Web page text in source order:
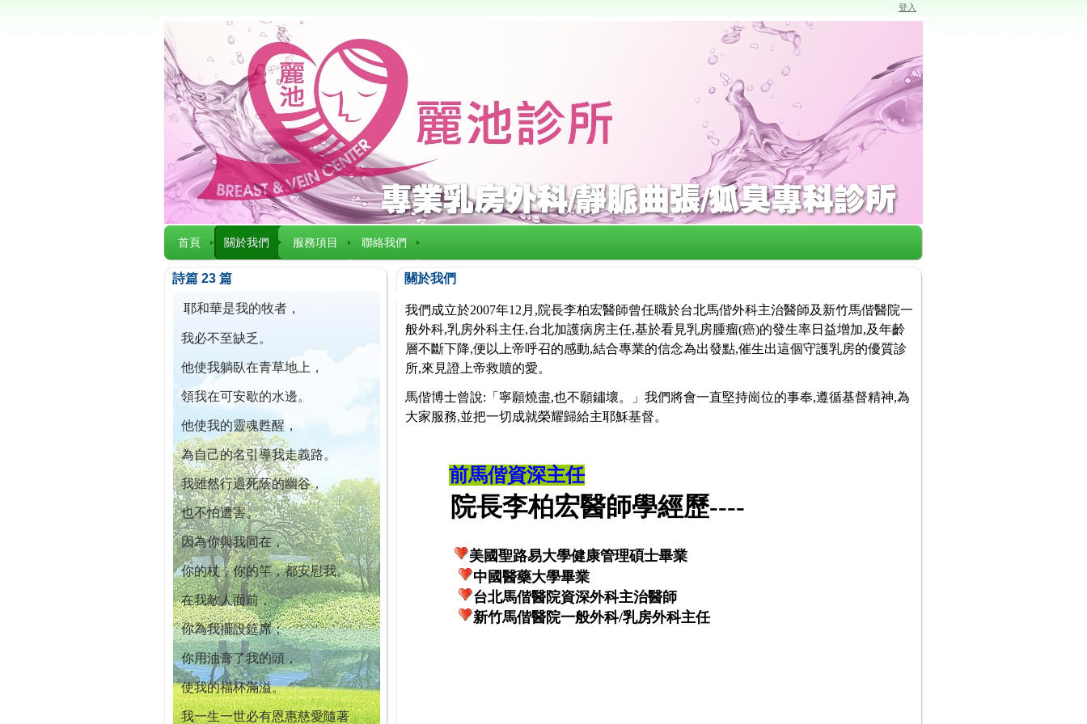
登入
首頁 關於我們 服務項目 聯絡我們
詩篇 23 篇
耶和華是我的牧者，
我必不至缺乏。
他使我躺臥在青草地上，
領我在可安歇的水邊。
他使我的靈魂甦醒，
為自己的名引導我走義路。
我雖然行過死蔭的幽谷，
也不怕遭害。
因為你與我同在，
你的杖，你的竿，都安慰我。
在我敵人面前，
你為我擺設筵席；
你用油膏了我的頭，
使我的福杯滿溢。
我一生一世必有恩惠慈愛隨著
關於我們
我們成立於2007年12月,院長李柏宏醫師曾任職於台北馬偕外科主治醫師及新竹馬偕醫院一
般外科,乳房外科主任,台北加護病房主任,基於看見乳房腫瘤(癌)的發生率日益增加,及年齡
層不斷下降,便以上帝呼召的感動,結合專業的信念為出發點,催生出這個守護乳房的優質診
所,來見證上帝救贖的愛。
馬偕博士曾說:「寧願燒盡,也不願鏽壞。」我們將會一直堅持崗位的事奉,遵循基督精神,為
大家服務,並把一切成就榮耀歸給主耶穌基督。
前馬偕資深主任
院長李柏宏醫師學經歷----
美國聖路易大學健康管理碩士畢業
中國醫藥大學畢業
台北馬偕醫院資深外科主治醫師
新竹馬偕醫院一般外科/乳房外科主任